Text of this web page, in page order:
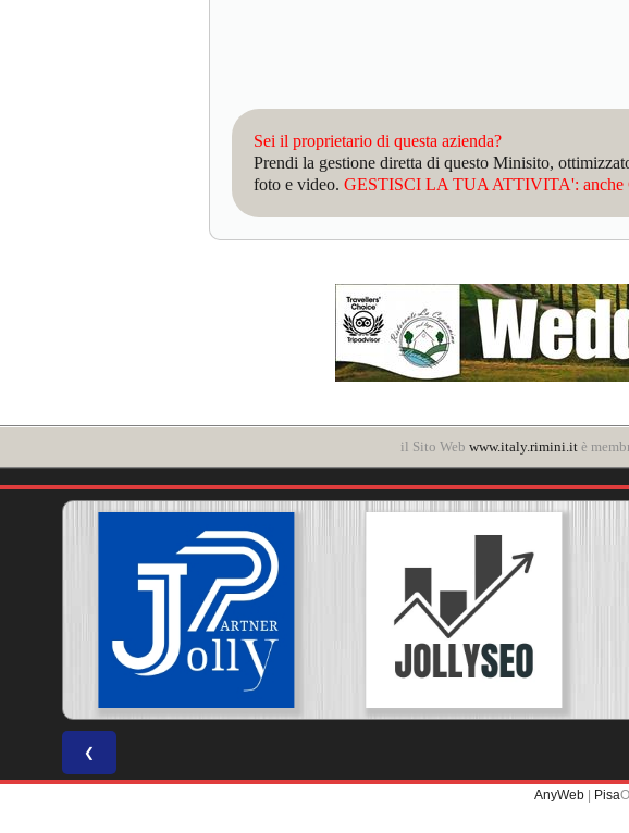
Sei il proprietario di questa azienda?
Prendi la gestione diretta di questo Minisito,
foto e video. GESTISCI LA TUA ATTIVITA': anche
il Sito Web www.italy.rimini.itè
❮
AnyWeb | Pisa